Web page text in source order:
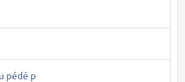
pédé p